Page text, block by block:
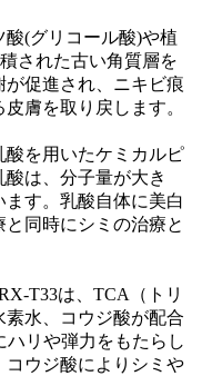
酸(グリコール酸)や植
された古い角質層を
促進され、ニキビ痕
膚を取り戻します。
酸を用いたケミカルピ
は、分子量が大き
ます。乳酸自体に美白
同時にシミの治療と
T33は、TCA（トリ
水、コウジ酸が配合
リや弾力をもたらし
コウジ酸によりシミや